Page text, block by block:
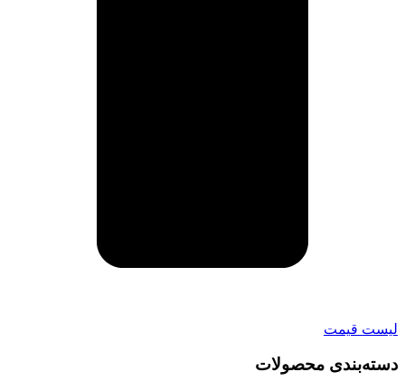
لیست قیمت
دسته‌بندی محصولات